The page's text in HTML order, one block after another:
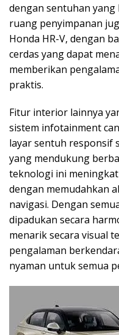
dengan sentuhan yang
ruang penyimpanan
Honda HR-V, dengan
cerdas yang dapat
memberikan
praktis.
Fitur interior lainnya
sistem infotainment
layar sentuh responsif
yang mendukung
teknologi ini
dengan memudahkan
navigasi. Dengan
dipadukan secara
menarik secara visual
pengalaman
nyaman untuk semua